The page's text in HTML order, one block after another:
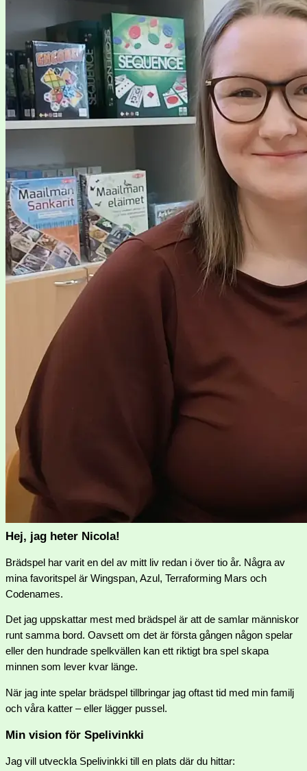
Hej, jag heter Nicola!
Brädspel har varit en del av mitt liv redan i över tio år. Några av
mina favoritspel är Wingspan, Azul, Terraforming Mars och
Codenames.
Det jag uppskattar mest med brädspel är att de samlar människor
runt samma bord. Oavsett om det är första gången någon spelar
eller den hundrade spelkvällen kan ett riktigt bra spel skapa
minnen som lever kvar länge.
När jag inte spelar brädspel tillbringar jag oftast tid med min familj
och våra katter – eller lägger pussel.
Min vision för Spelivinkki
Jag vill utveckla Spelivinkki till en plats där du hittar: